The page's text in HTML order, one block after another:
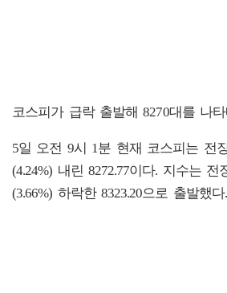
코스피가 급락 출발해 8270대를 나
5일 오전 9시 1분 현재 코스피는 전
(4.24%) 내린 8272.77이다. 지수는 전
(3.66%) 하락한 8323.20으로 출발했다.